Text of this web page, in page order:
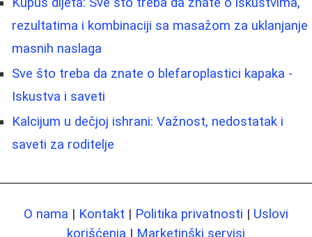
rezultatima i kombinaciji sa masažom za uklanjanje
masnih naslaga
Sve što treba da znate o blefaroplastici kapaka -
Iskustva i saveti
Kalcijum u dečjoj ishrani: Važnost, nedostatak i
saveti za roditelje
O nama | Kontakt | Politika privatnosti | Uslovi
korišćenja | Marketinški servisi